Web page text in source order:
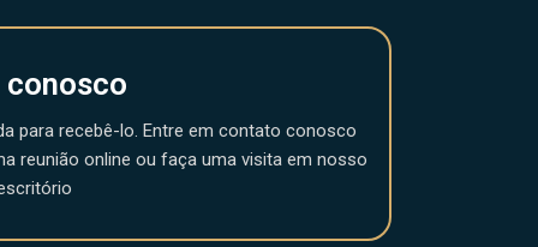
conosco
para recebê-lo. Entre em contato conosco
reunião online ou faça uma visita em nosso